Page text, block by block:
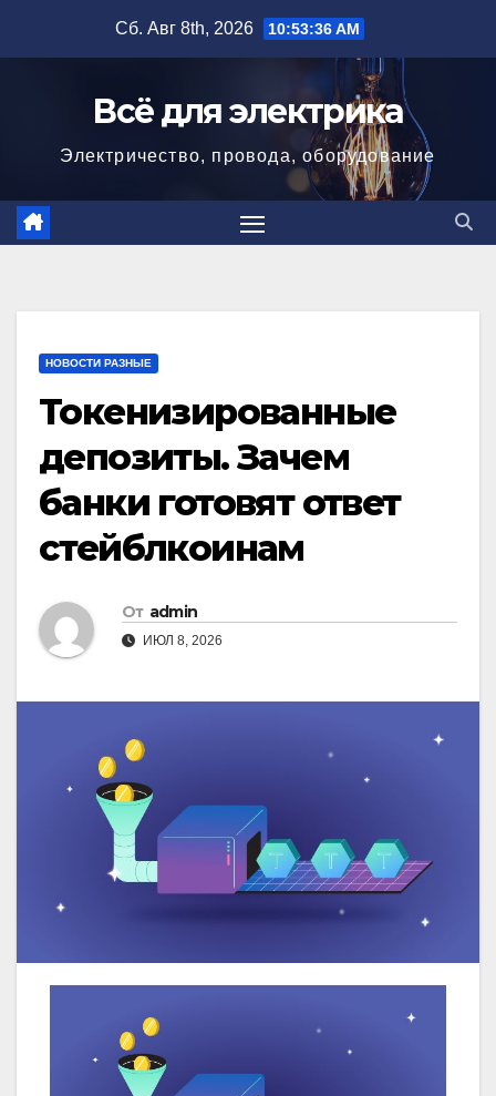
Сб. Авг 8th, 2026 10:53:38 AM
Всё для электрика
Электричество, провода, оборудование
НОВОСТИ РАЗНЫЕ
Токенизированные
депозиты. Зачем
банки готовят ответ
стейблкоинам
От admin
ИЮЛ 8, 2026